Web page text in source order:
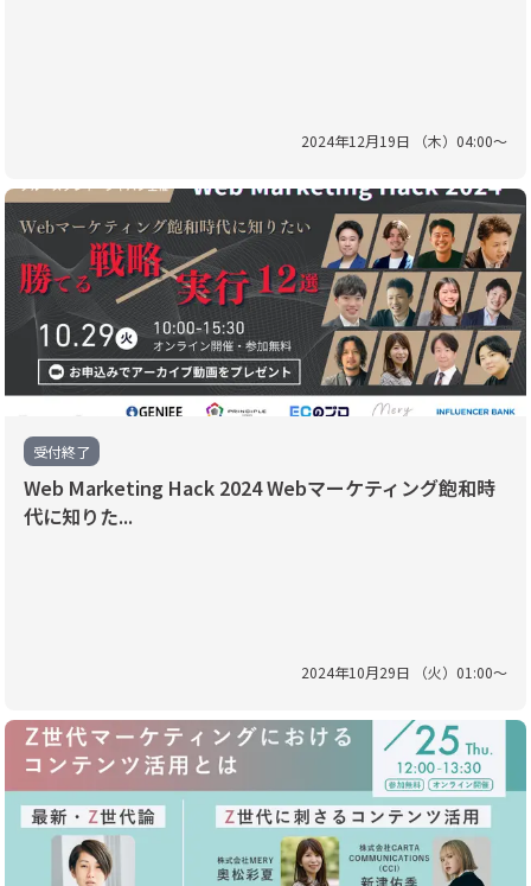
2024年12月19日 （木） 04:00〜
受付終了
Web Marketing Hack 2024 Webマーケティング飽和時
代に知りた...
2024年10月29日 （火） 01 :00〜